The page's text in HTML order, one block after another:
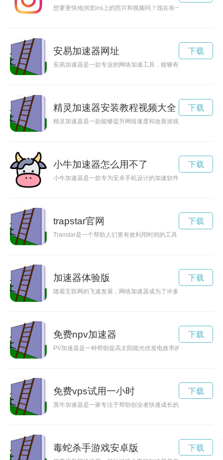
想要更快地浏览ins上的照片和视频吗？现在有一款免费的软件
安易加速器网址
安易加速器是一款专业的网络加速工具，能够有效提升网络连
下载
精灵加速器安装教程视频大全
精灵加速器是一款能够提升网络速度和改善游戏体验的神奇工
下载
小牛加速器怎么用不了
小牛加速器是一款专为安卓手机设计的加速软件，能够有效提
下载
trapstar官网
Transtar是一个帮助人们更有效利用时间的工具，它通过提高效
下载
加速器体验版
随着互联网的飞速发展，网络加速器成为了许多用户提升网速
下载
免费npv加速器
PV加速器是一种帮助提高太阳能光伏发电效率的先进技术，通
下载
免费vps试用一小时
黑牛加速器是一家专注于帮助创业者快速成长的组织，通过提
下载
毒蛇杀手游戏安卓版 下载